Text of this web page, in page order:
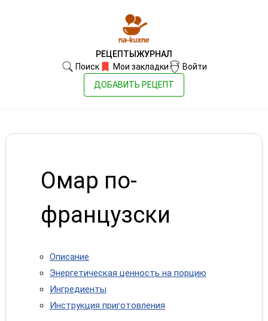
РЕЦЕПТЫ ЖУРНАЛ
Поиск
Мои закладки
Войти
ДОБАВИТЬ РЕЦЕПТ
Омар по-
французски
Описание
Энергетическая ценность на порцию
Ингредиенты
Инструкция приготовления